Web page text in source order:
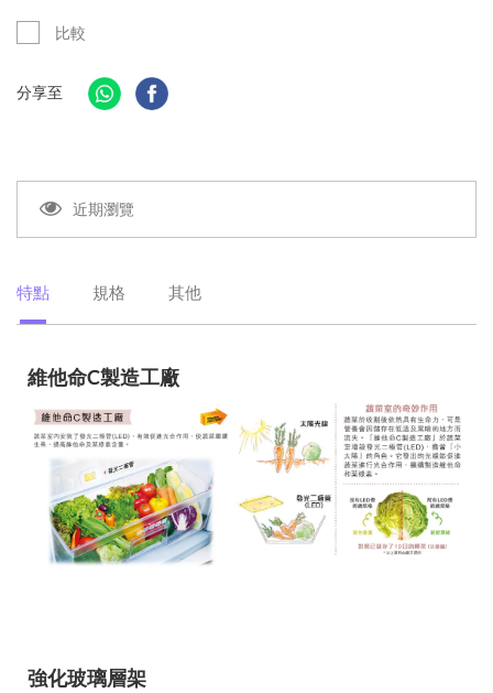
比較
分享至
近期瀏覽
特點 規格 其他
維他命C製造工廠
強化玻璃層架